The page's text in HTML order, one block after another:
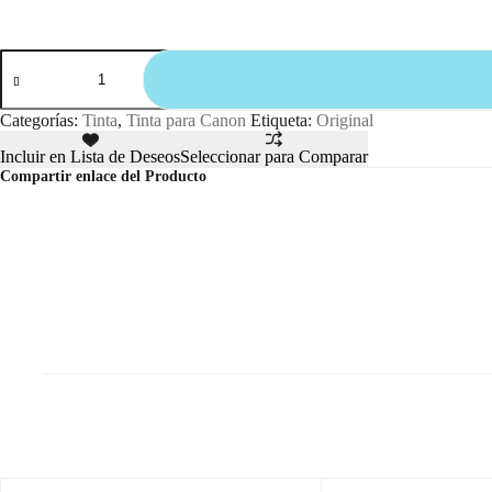
Categorías: Tinta, Tinta para Canon Etiqueta: Original
Incluir en Lista de DeseosSeleccionar para Comparar
Compartir enlace del Producto